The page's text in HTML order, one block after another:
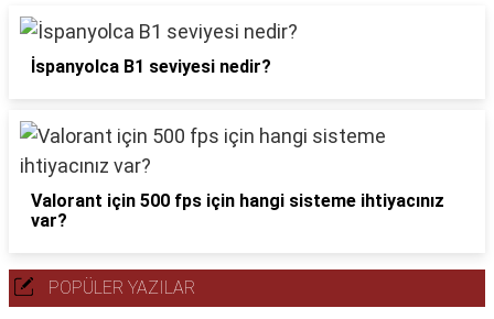
İspanyolca B1 seviyesi nedir?
Valorant için 500 fps için hangi sisteme ihtiyacınız
var?
POPÜLER YAZILAR